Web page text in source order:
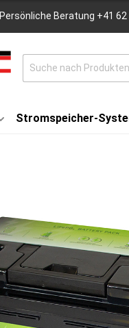
Persönliche Beratung +41 62
Stromspeicher-